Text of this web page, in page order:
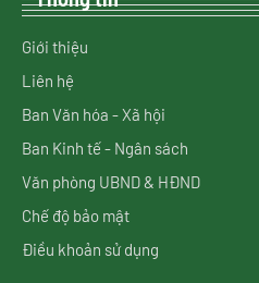
Giới thiệu
Liên hệ
Ban Văn hóa - Xã hội
Ban Kinh tế - Ngân sách
Văn phòng UBND & HĐND
Chế độ bảo mật
Điều khoản sử dụng